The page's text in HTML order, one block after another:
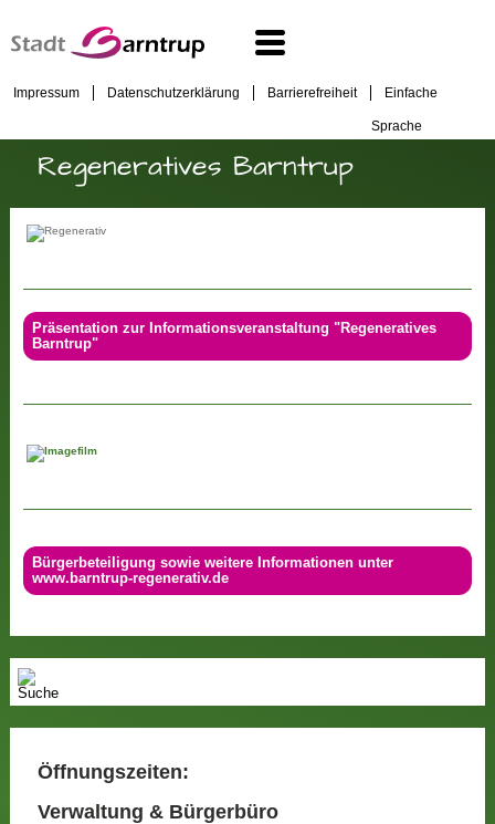
Impressum Datenschutzerklärung Barrierefreiheit Einfache
Sprache
Regeneratives Barntrup
Präsentation zur Informationsveranstaltung "Regeneratives
Barntrup"
Bürgerbeteiligung sowie weitere Informationen unter
www.barntrup-regenerativ.de
Öffnungszeiten:
Verwaltung & Bürgerbüro